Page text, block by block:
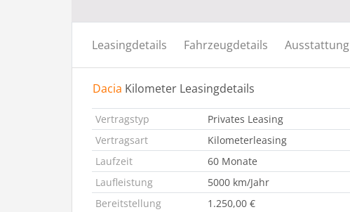
Leasingdetails Fahrzeugdetails Ausstattung
Dacia Kilometer Leasingdetails
Vertragstyp
Privates Leasing
Vertragsart
Kilometerleasing
Laufzeit
60 Monate
Laufleistung
5000 km/Jahr
Bereitstellung
1.250,00 €